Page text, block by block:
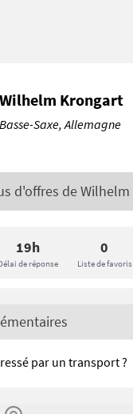
19h
de réponse
0
Liste de favoris
Wilhelm Krongart
Basse-Saxe, Allemagne
d'offres deWilhelm
par un transport ?